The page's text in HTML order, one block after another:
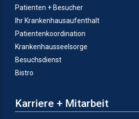
Patienten + Besucher
Ihr Krankenhausaufenthalt
Patientenkoordination
Krankenhausseelsorge
Besuchsdienst
Bistro
Karriere + Mitarbeit